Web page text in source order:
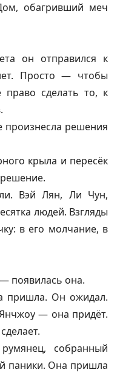
обагривший меч
он отправился к
Просто — чтобы
сделать то, к
решения
крыла и пересёк
Вэй Лян, Ли Чун,
людей. Взгляды
в его молчание, в
появилась она.
пришла. Он ожидал.
— она придёт.
собранный
паники. Она пришла